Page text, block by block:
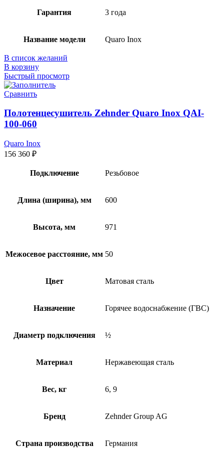
Гарантия 3 года
Название модели Quaro Inox
В список желаний
В корзину
Быстрый просмотр
Сравнить
Полотенцесушитель Zehnder Quaro Inox QAI-
100-060
Quaro Inox
156 360 ₽
Подключение Резьбовое
Длина (ширина), мм 600
Высота, мм 971
Межосевое расстояние, мм 50
Цвет Матовая сталь
Назначение Горячее водоснабжение (ГВС)
Диаметр подключения ½
Материал Нержавеющая сталь
Вес, кг 6, 9
Бренд Zehnder Group AG
Страна производства Германия